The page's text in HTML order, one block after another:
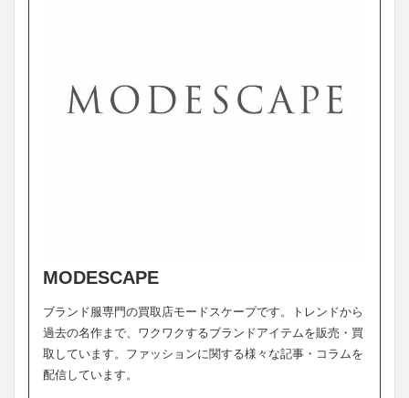
MODESCAPE
ブランド服専門の買取店モードスケープです。トレンドから
過去の名作まで、ワクワクするブランドアイテムを販売・買
取しています。ファッションに関する様々な記事・コラムを
配信しています。